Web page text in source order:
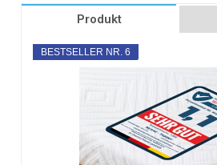
Produkt
BESTSELLER NR. 6